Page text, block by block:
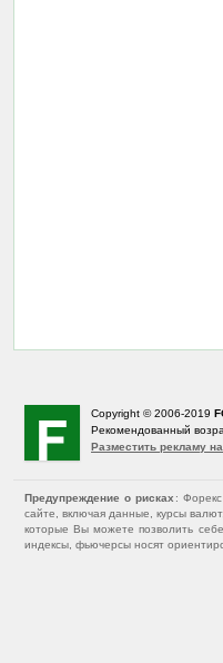
Copyright © 2006-2019
Рекомендованный
Разместить рекламу
Предупреждение о рисках :
сайте, включая данные, курсы
которые Вы можете позволить
индексы, фьючерсы носят